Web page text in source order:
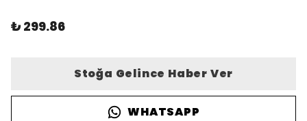
₺ 299.86
Stoğa Gelince Haber Ver
WHATSAPP